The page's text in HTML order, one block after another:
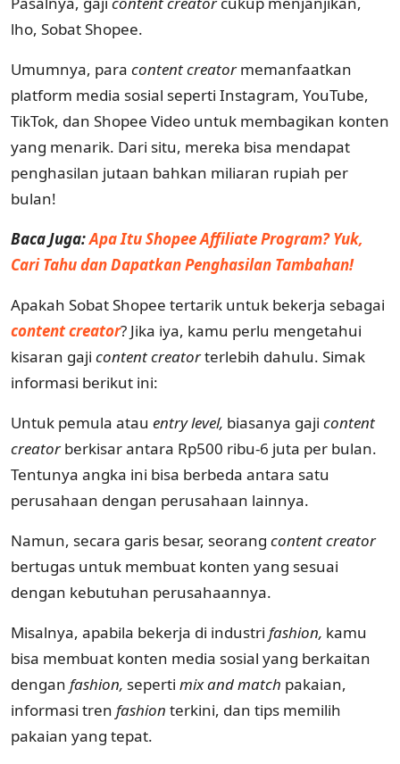
lho, Sobat Shopee.
Umumnya, para content creatormemanfaatkan
platform media sosial seperti Instagram, YouTube,
TikTok, dan Shopee Video untuk membagikan konten
yang menarik. Dari situ, mereka bisa mendapat
penghasilan jutaan bahkan miliaran rupiah per
bulan!
Baca Juga:Apa Itu Shopee Affiliate Program? Yuk,
Cari Tahu dan Dapatkan Penghasilan Tambahan!
Apakah Sobat Shopee tertarik untuk bekerja sebagai
content creator? Jika iya, kamu perlu mengetahui
kisaran gaji content creatorterlebih dahulu. Simak
informasi berikut ini:
Untuk pemula atau entry level, biasanya gaji content
creatorberkisar antara Rp500 ribu-6 juta per bulan.
Tentunya angka ini bisa berbeda antara satu
perusahaan dengan perusahaan lainnya.
Namun, secara garis besar, seorang content creator
bertugas untuk membuat konten yang sesuai
dengan kebutuhan perusahaannya.
Misalnya, apabila bekerja di industri fashion, kamu
bisa membuat konten media sosial yang berkaitan
dengan fashion, seperti mix and match pakaian,
informasi tren fashion terkini, dan tips memilih
pakaian yang tepat.